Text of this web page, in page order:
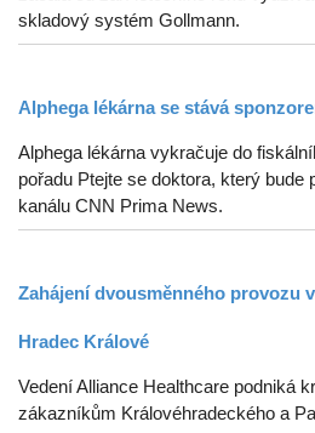
skladový systém Gollmann.
Alphega lékárna se stává
Alphega lékárna vykračuje do
pořadu Ptejte se doktora, který bude
kanálu CNN Prima News.
Zahájení dvousměnného provozu
Hradec Králové
Vedení Alliance Healthcare podniká
zákazníkům Královéhradeckého a